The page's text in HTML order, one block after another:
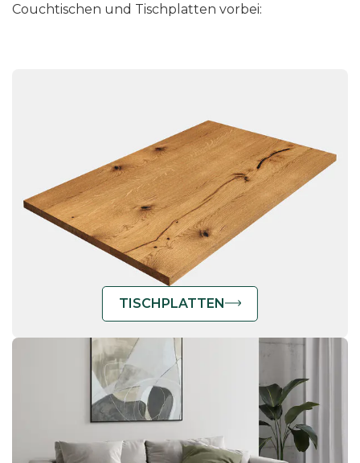
Couchtischen und Tischplatten vorbei:
TISCHPLATTEN